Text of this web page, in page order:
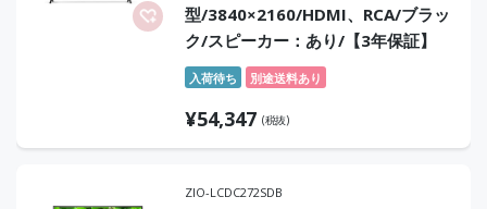
型/3840×2160/HDMI、RCA/ブラッ
ク/スピーカー：あり/【3年保証】
入荷待ち 別途送料あり
¥54,347 (税抜)
ZIO-LCDC272SDB